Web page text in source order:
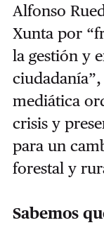
Alfonso
Xunta por
la gestión y
mediática
crisis y
para un
forestal y
Sabemos